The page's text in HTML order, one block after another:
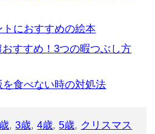
におすすめの絵本
すすめ！3つの暇つぶし方
食べない時の対処法
,3歳,4歳, 5歳, クリスマス